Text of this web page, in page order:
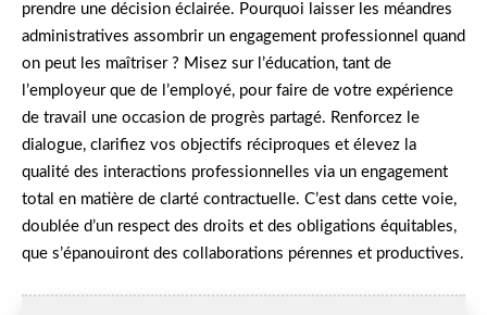
prendre une décision éclairée. Pourquoi laisser les méandres
administratives assombrir un engagement professionnel quand
on peut les maîtriser ? Misez sur l’éducation, tant de
l’employeur que de l’employé, pour faire de votre expérience
de travail une occasion de progrès partagé. Renforcez le
dialogue, clarifiez vos objectifs réciproques et élevez la
qualité des interactions professionnelles via un engagement
total en matière de clarté contractuelle. C’est dans cette voie,
doublée d’un respect des droits et des obligations équitables,
que s’épanouiront des collaborations pérennes et productives.